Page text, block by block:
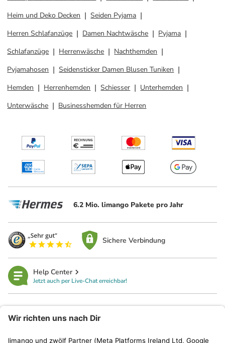
Heim und Deko Decken
Seiden Pyjama
Herren Schlafanzüge
Damen Nachtwäsche
Pyjama
Schlafanzüge
Herrenwäsche
Nachthemden
Pyjamahosen
Seidensticker Damen Blusen Tuniken
Hemden
Herrenhemden Schiesser
Unterhemden
Unterwäsche
Businesshemden für Herren
6.2 Mio. limango Pakete pro Jahr
Sichere Verbindung
Help Center
Jetzt auch per Live-Chat erreichbar!